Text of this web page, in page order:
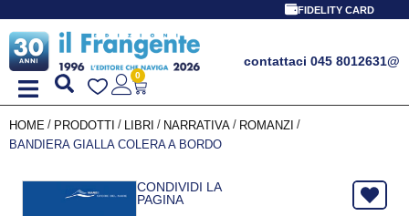
FIDELITY CARD
contattaci 045 8012631@
0
HOME / PRODOTTI / LIBRI / NARRATIVA / ROMANZI /
BANDIERA GIALLA COLERA A BORDO
CONDIVIDI LA
PAGINA